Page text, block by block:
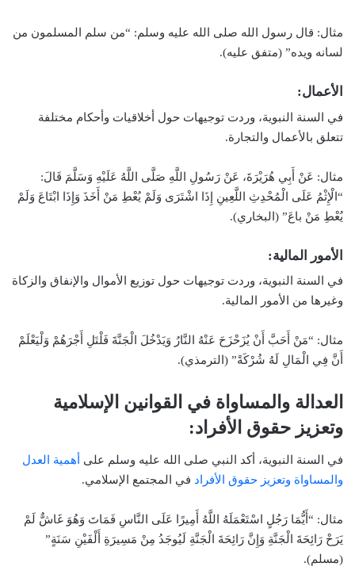
مثال: قال رسول الله صلى الله عليه وسلم: “من سلم المسلمون من
لسانه ويده” (متفق عليه).
الأعمال:
في السنة النبوية، وردت توجيهات حول أخلاقيات وأحكام مختلفة
تتعلق بالأعمال والتجارة.
مثال: عَنْ أَبِي هُرَيْرَةَ، عَنْ رَسُولِ اللَّهِ صَلَّى اللَّهُ عَلَيْهِ وَسَلَّمَ قَالَ:
“الْإِثْمُ عَلَى الْمُحْدِثِ اللَّعِينِ إِذَا اشْتَرَى وَلَمْ يُعْطِ مَنْ أَخَذَ وَإِذَا ابْتَاعَ وَلَمْ
يُعْطِ مَنْ باعَ” (البخاري).
الأمور المالية:
في السنة النبوية، وردت توجيهات حول توزيع الأموال والإنفاق والزكاة
وغيرها من الأمور المالية.
مثال: “مَنْ أَحَبَّ أَنْ يُزَحْزَحَ عَنْهُ النَّارُ وَيَدْخُلَ الْجَنَّةَ فَلْتَلِ أَجْرَهُمْ وَلْيَعْلَمْ
أَنَّ فِي الْمَالِ لَهُ شُرْكَةً” (الترمذي).
العدالة والمساواة في القوانين الإسلامية
وتعزيز حقوق الأفراد:
في السنة النبوية، أكد النبي صلى الله عليه وسلم على أهمية العدل
والمساواة وتعزيز حقوق الأفراد في المجتمع الإسلامي.
مثال: “أَيُّمَا رَجُلٍ اسْتَعْمَلَهُ اللَّهُ أَمِيرًا عَلَى النَّاسِ فَمَاتَ وَهُوَ غَاشٌّ لَمْ
يَرَحْ رَائِحَةَ الْجَنَّةِ وَإِنَّ رَائِحَةَ الْجَنَّةِ لَيُوجَدُ مِنْ مَسِيرَةِ أَلْفَيْنِ سَنَةٍ”
(مسلم).